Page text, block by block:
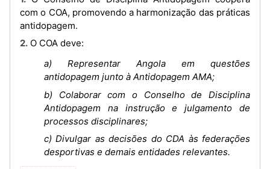
com o COA, promovendo a harmonização das práticas
antidopagem.
2. O COA deve:
a) Representar Angola em questões
antidopagem junto à Antidopagem AMA;
b) Colaborar com o Conselho de Disciplina
Antidopagem na instrução e julgamento de
processos disciplinares;
c) Divulgar as decisões do CDA às federações
desportivas e demais entidades relevantes.